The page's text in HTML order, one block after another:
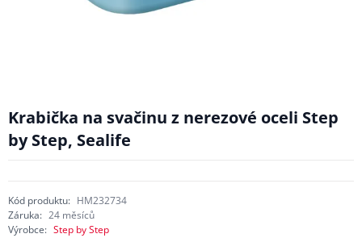
Krabička na svačinu z nerezové oceli Step
by Step, Sealife
Kód produktu: HM232734
Záruka: 24 měsíců
Výrobce: Step by Step